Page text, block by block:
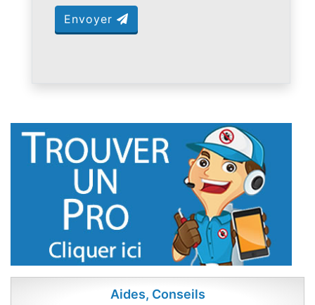
Envoyer
Aides, Conseils